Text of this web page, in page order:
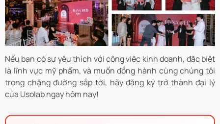
Nếu bạn có sự yêu thích với công việc kinh doanh, đặc biệt
là lĩnh vực mỹ phẩm, và muốn đồng hành cùng chúng tôi
trong chặng đường sắp tới, hãy đăng ký trở thành đại lý
của Usolab ngay hôm nay!